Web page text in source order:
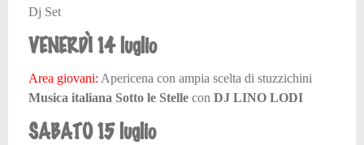
Dj Set
VENERDÌ 14 luglio
Area giovani: Apericena con ampia scelta di stuzzichini
Musica italiana Sotto le Stelle con DJ LINO LODI
SABATO 15 luglio